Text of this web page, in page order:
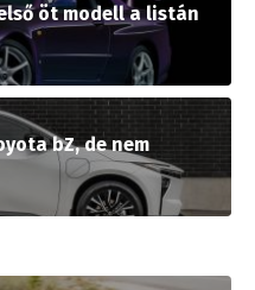
öt modell a listán
bZ, de nem